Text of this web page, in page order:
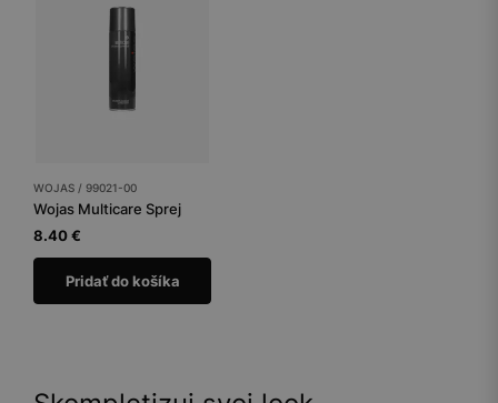
WOJAS / 99021-00
Wojas Multicare Sprej
8.40 €
Pridať do košíka